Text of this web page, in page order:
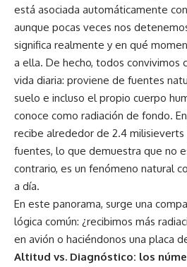
está asociada automáticamente
aunque pocas veces nos
significa realmente y en qué
a ella. De hecho, todos convivimos
vida diaria: proviene de fuentes
suelo e incluso el propio cuerpo
conoce como radiación de fondo.
recibe alrededor de 2.4 milisieverts
fuentes, lo que demuestra que no
contrario, es un fenómeno natural
a día.
En este panorama, surge una
lógica común: ¿recibimos más
en avión o haciéndonos una placa
Altitud vs. Diagnóstico: los